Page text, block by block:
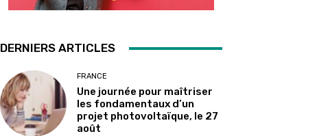
DERNIERS ARTICLES
FRANCE
Une journée pour maîtriser
les fondamentaux d’un
projet photovoltaïque, le 27
août